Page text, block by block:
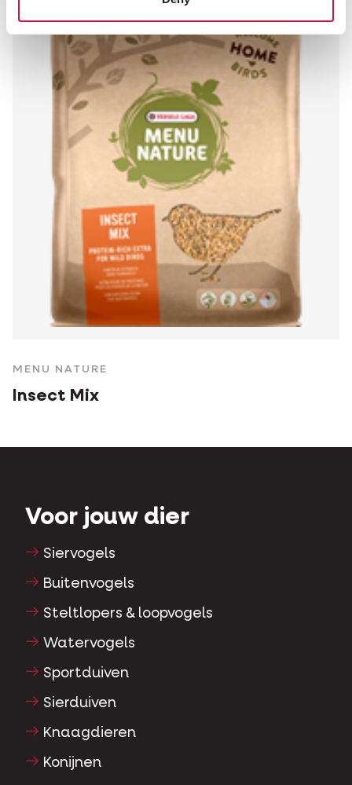
MENU NATURE
Insect Mix
Voor jouw dier
Siervogels
Buitenvogels
Steltlopers & loopvogels
Watervogels
Sportduiven
Sierduiven
Knaagdieren
Konijnen